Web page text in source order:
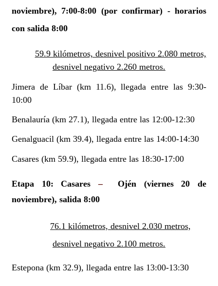
noviembre), 7:00-8:00 (por confirmar) - horarios
con salida 8:00
59.9 kilómetros, desnivel positivo 2.080 metros,
desnivel negativo 2.260 metros.
Jimera de Líbar (km 11.6), llegada entre las 9:30-
10:00
Benalauría (km 27.1), llegada entre las 12:00-12:30
Genalguacil (km 39.4), llegada entre las 14:00-14:30
Casares (km 59.9), llegada entre las 18:30-17:00
Etapa 10: Casares–Ojén (viernes 20 de
noviembre), salida 8:00
76.1 kilómetros, desnivel 2.030 metros,
desnivel negativo 2.100 metros.
Estepona (km 32.9), llegada entre las 13:00-13:30